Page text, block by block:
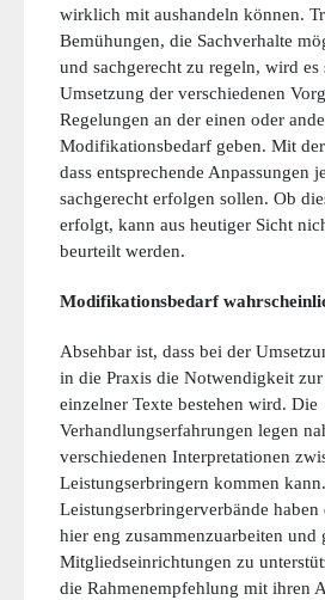
wirklich mit aushandeln können.
Bemühungen, die Sachverhalte
und sachgerecht zu regeln, wird
Umsetzung der verschiedenen
Regelungen an der einen oder
Modifikationsbedarf geben. Mit
dass entsprechende Anpassungen
sachgerecht erfolgen sollen. Ob
erfolgt, kann aus heutiger Sicht
beurteilt werden.
Modifikationsbedarf
Absehbar ist, dass bei der
in die Praxis die Notwendigkeit
einzelner Texte bestehen wird. Die
Verhandlungserfahrungen legen
verschiedenen Interpretationen
Leistungserbringern kommen
Leistungserbringerverbände haben
hier eng zusammenzuarbeiten und
Mitgliedseinrichtungen zu
die Rahmenempfehlung mit ihren